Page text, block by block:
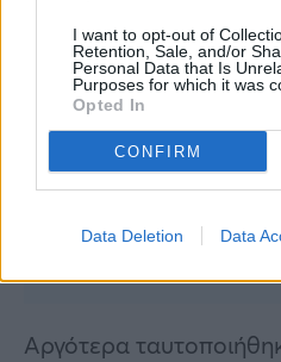
I want to opt-out of
Retention, Sale, and/or
Personal Data that Is
Purposes for which it was
Opted In
CONFIRM
Data Deletion Data
Αργότερα